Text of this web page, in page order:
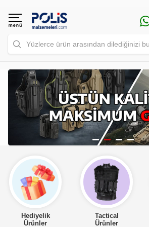
Yüzlerce ürün arasından dilediğinizi
Tactical
Ürünler
Polis